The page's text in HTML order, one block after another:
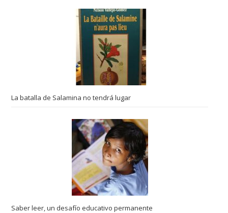
La batalla de Salamina no tendrá lugar
Saber leer, un desafío educativo permanente